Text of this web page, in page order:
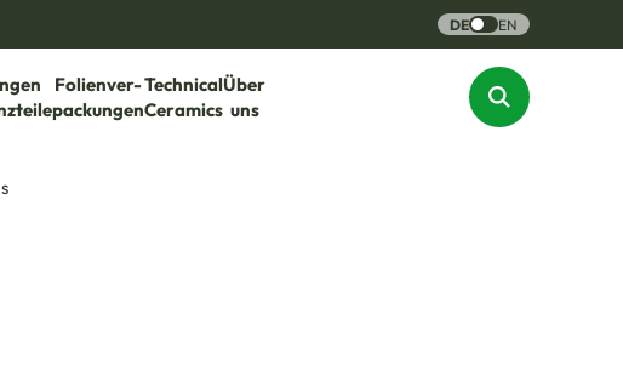
DE EN
Folienver-
packungen
Technical
Ceramics
Über
uns